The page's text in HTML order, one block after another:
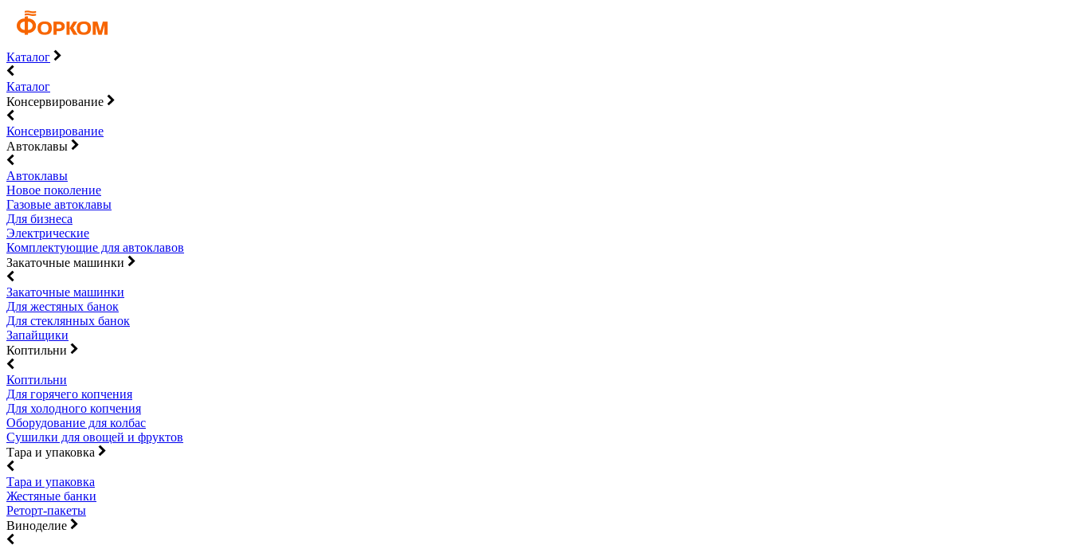
Каталог
Каталог
Консервирование
Консервирование
Автоклавы
Автоклавы
Новое поколение
Газовые автоклавы
Для бизнеса
Электрические
Комплектующие для автоклавов
Закаточные машинки
Закаточные машинки
Для жестяных банок
Для стеклянных банок
Запайщики
Коптильни
Коптильни
Для горячего копчения
Для холодного копчения
Оборудование для колбас
Сушилки для овощей и фруктов
Тара и упаковка
Тара и упаковка
Жестяные банки
Реторт-пакеты
Виноделие